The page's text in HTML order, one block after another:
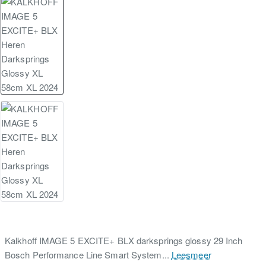
Kalkhoff IMAGE 5 EXCITE+ BLX darksprings glossy 29 Inch
Bosch Performance Line Smart System... Leesmeer